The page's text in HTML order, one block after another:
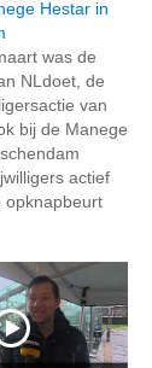
Hestar in
was de
NLdoet, de
van
bij de Manege
actief
opknapbeurt